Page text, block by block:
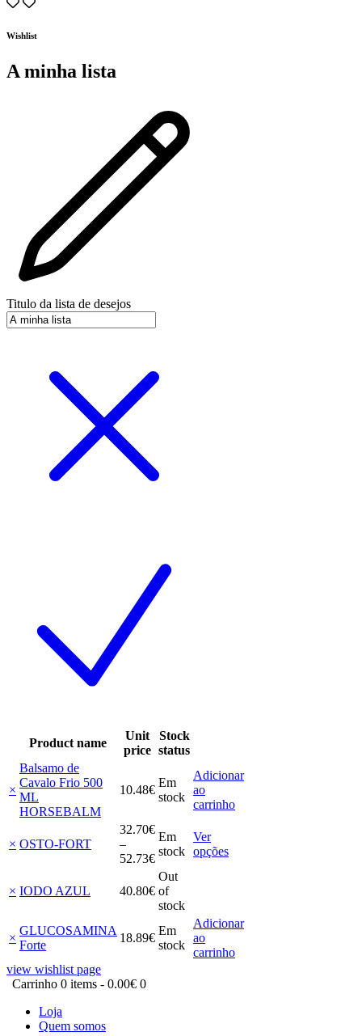
Wishlist
A minha lista
Titulo da lista de desejos
Product name
Unit
price
Stock
status
×
Balsamo de
Cavalo Frio 500
ML
HORSEBALM
10.48€
Em
stock
Adicionar
ao
carrinho
× OSTO-FORT
32.70€
–
52.73€Price
range:
32.
through
Em
stock
Ver
opçõesThis
The
may
× IODO AZUL 40.80€
Out
of
stock
×
GLUCOSAMINA
Forte
18.89€
Em
stock
Adicionar
ao
carrinho
view wishlist page
Carrinho 0 items - 0.00€ 0
Loja
Quem somos